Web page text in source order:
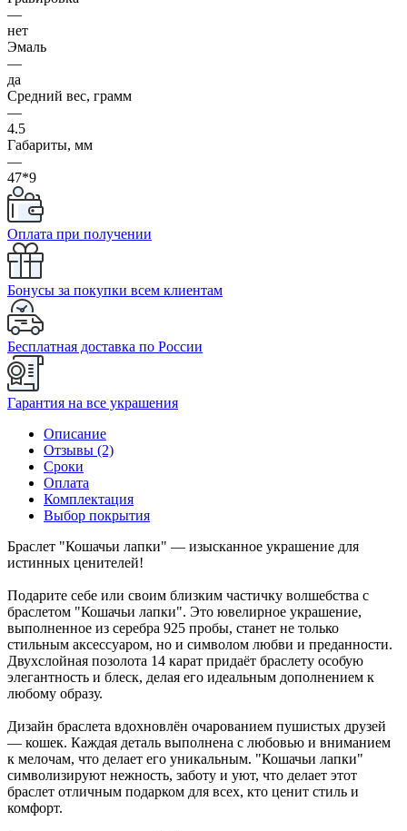
—
нет
Эмаль
—
да
Средний вес, грамм
—
4.5
Габариты, мм
—
47*9
Оплата при получении
Бонусы за покупки всем клиентам
Бесплатная доставка по России
Гарантия на все украшения
Описание
Отзывы (2)
Сроки
Оплата
Комплектация
Выбор покрытия
Браслет "Кошачьи лапки" — изысканное украшение для
истинных ценителей!
Подарите себе или своим близким частичку волшебства с
браслетом "Кошачьи лапки". Это ювелирное украшение,
выполненное из серебра 925 пробы, станет не только
стильным аксессуаром, но и символом любви и преданности.
Двухслойная позолота 14 карат придаёт браслету особую
элегантность и блеск, делая его идеальным дополнением к
любому образу.
Дизайн браслета вдохновлён очарованием пушистых друзей
— кошек. Каждая деталь выполнена с любовью и вниманием
к мелочам, что делает его уникальным. "Кошачьи лапки"
символизируют нежность, заботу и уют, что делает этот
браслет отличным подарком для всех, кто ценит стиль и
комфорт.